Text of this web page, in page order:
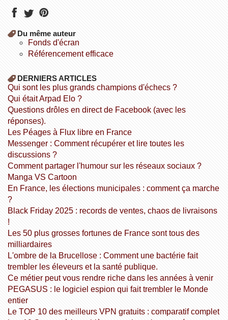
Du même auteur
fonds d'écran
référencement efficace
DERNIERS ARTICLES
Qui sont les plus grands champions d'échecs ?
Qui était Arpad Elo ?
Questions drôles en direct de Facebook (avec les
réponses).
Les Péages à Flux libre en France
Messenger : Comment récupérer et lire toutes les
discussions ?
Comment partager l'humour sur les réseaux sociaux ?
Manga VS Cartoon
En France, les élections municipales : comment ça marche
?
Black Friday 2025 : records de ventes, chaos de livraisons
!
Les 50 plus grosses fortunes de France sont tous des
milliardaires
L'ombre de la Brucellose : Comment une bactérie fait
trembler les éleveurs et la santé publique.
Ce métier peut vous rendre riche dans les années à venir
PEGASUS : le logiciel espion qui fait trembler le Monde
entier
Le TOP 10 des meilleurs VPN gratuits : comparatif complet